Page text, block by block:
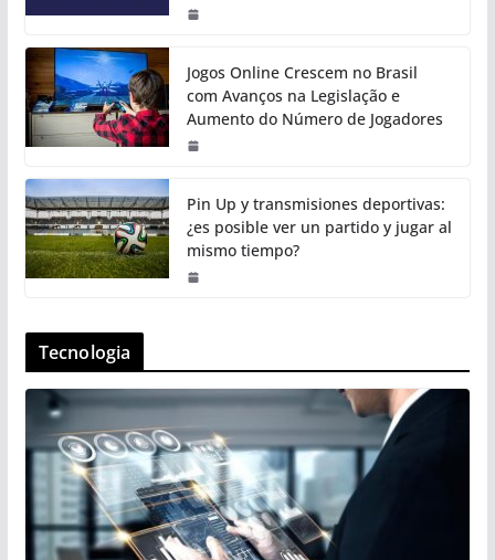
Jogos Online Crescem no Brasil
com Avanços na Legislação e
Aumento do Número de Jogadores
Pin Up y transmisiones deportivas:
¿es posible ver un partido y jugar al
mismo tiempo?
Tecnologia